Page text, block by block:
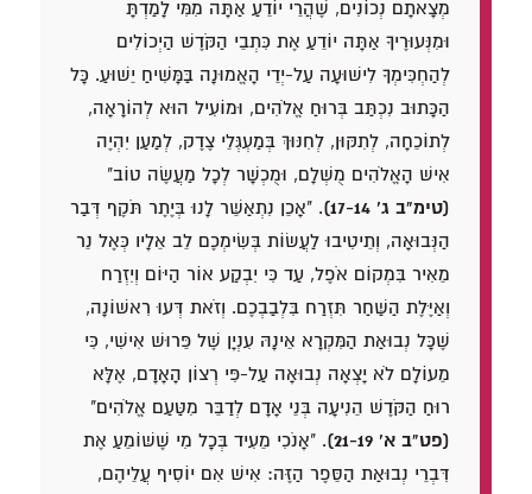
מְצָאתָם נְכוֹנִים, שֶׁהֲרֵי יוֹדֵעַ אַתָּה מִמִּי לָמַדְתָּ
וּמִנְּעוּרֶיךָ אַתָּה יוֹדֵעַ אֶת כִּתְבֵי הַקֹּדֶשׁ הַיְכוֹלִים
לְהַחְכִּימְךָ לִישׁוּעָה עַל-יְדֵי הָאֱמוּנָה בַּמָּשִׁיחַ יֵשׁוּעַ. כָּל
הַכָּתוּב נִכְתַּב בְּרוּחַ אֱלֹהִים, וּמוֹעִיל הוּא לְהוֹרָאָה,
לְתוֹכֵחָה, לְתִקּוּן, לְחִנּוּךְ בְּמַעְגְּלֵי צֶדֶק, לְמַעַן יִהְיֶה
אִישׁ הָאֱלֹהִים מֻשְׁלָם, וּמֻכְשָׁר לְכָל מַעֲשֶׂה טוֹב"
(טימ"ב ג' 17-14)
. "אָכֵן נִתְאַשֵּׁר לָנוּ בְּיֶתֶר תֹּקֶף דְּבַר
הַנְּבוּאָה, וְתֵיטִיבוּ לַעֲשׂוֹת בְּשִׂימְכֶם לֵב אֵלָיו כְּאֶל נֵר
מֵאִיר בִּמְקוֹם אֹפֶל, עַד כִּי יִבְקַע אוֹר הַיּוֹם וְיִזְרַח
וְאַיֶּלֶת הַשַּׁחַר תִּזְרַח בִּלְבַבְכֶם. וְזֹאת דְּעוּ רִאשׁוֹנָה,
שֶׁכָּל נְבוּאַת הַמִּקְרָא אֵינָהּ עִנְיָן שֶׁל פֵּרוּשׁ אִישִׁי, כִּי
מֵעוֹלָם לֹא יָצְאָה נְבוּאָה עַל-פִּי רְצוֹן הָאָדָם, אֶלָּא
רוּחַ הַקֹּדֶשׁ הֵנִיעָה בְּנֵי אָדָם לְדַבֵּר מִטַּעַם אֱלֹהִים"
(פט"ב א' 21-19)
. "אָנֹכִי מֵעִיד בְּכָל מִי שֶׁשּׁוֹמֵעַ אֶת
דִּבְרֵי נְבוּאַת הַסֵּפֶר הַזֶּה: אִישׁ אִם יוֹסִיף עֲלֵיהֶם,